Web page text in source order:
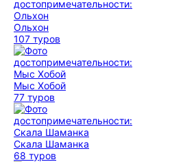
Ольхон
107 туров
Мыс Хобой
77 туров
Скала Шаманка
68 туров